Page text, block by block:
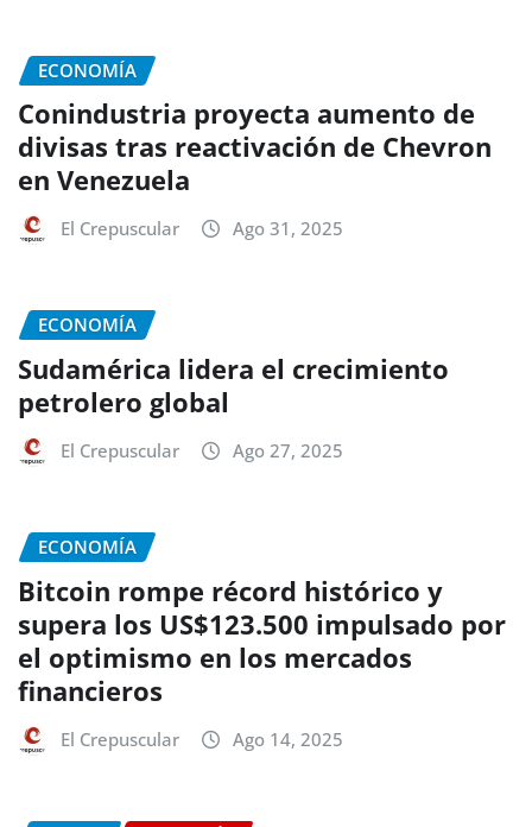
ECONOMÍA
Conindustria proyecta aumento de
divisas tras reactivación de Chevron
en Venezuela
El Crepuscular Ago 31, 2025
ECONOMÍA
Sudamérica lidera el crecimiento
petrolero global
El Crepuscular Ago 27, 2025
ECONOMÍA
Bitcoin rompe récord histórico y
supera los US$123.500 impulsado por
el optimismo en los mercados
financieros
El Crepuscular Ago 14, 2025